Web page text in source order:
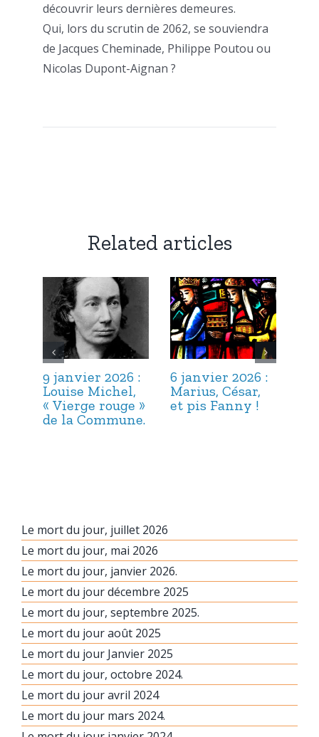
découvrir leurs dernières demeures.
Qui, lors du scrutin de 2062, se souviendra
de Jacques Cheminade, Philippe Poutou ou
Nicolas Dupont-Aignan ?
Related articles
9 janvier 2026 :
Louise Michel,
« Vierge rouge »
de la Commune.
6 janvier 2026 :
Marius, César,
et pis Fanny !
Le mort du jour, juillet 2026
Le mort du jour, mai 2026
Le mort du jour, janvier 2026.
Le mort du jour décembre 2025
Le mort du jour, septembre 2025.
Le mort du jour août 2025
Le mort du jour Janvier 2025
Le mort du jour, octobre 2024.
Le mort du jour avril 2024
Le mort du jour mars 2024.